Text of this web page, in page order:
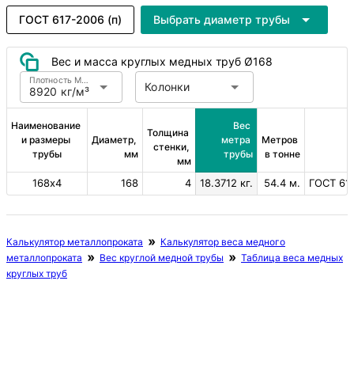
ГОСТ 617-2006 (п) Выбрать диаметр трубы
Вес и масса круглых медных труб Ø168
8920 кг/м³
Плотность Медь Колонки
Наименование
и размеры
трубы
Диаметр,
мм
Толщина
стенки,
мм
Вес
метра
трубы
Метров
в тонне
168х4 168 4 18.3712 кг. 54.4 м. ГОСТ
Калькулятор металлопроката
Калькулятор веса медного
металлопроката
Вес круглой медной трубы
Таблица веса медных
круглых труб